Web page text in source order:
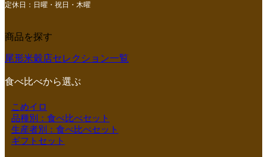
定休日：日曜・祝日・木曜
商品を探す
尾形米穀店セレクション一覧
食べ比べから選ぶ
こめイロ
品種別：食べ比べセット
生産者別：食べ比べセット
ギフトセット